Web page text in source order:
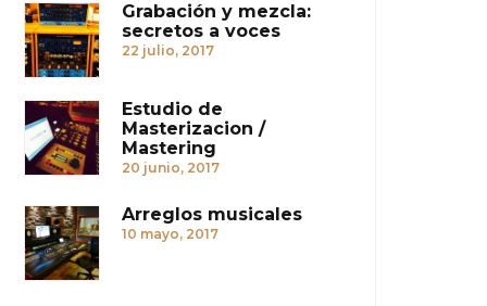
Grabación y mezcla:
secretos a voces
22 julio, 2017
Estudio de
Masterizacion /
Mastering
20 junio, 2017
Arreglos musicales
10 mayo, 2017